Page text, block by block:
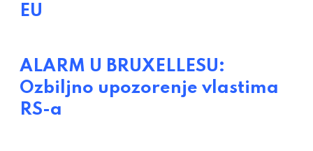
EU
ALARM U BRUXELLESU:
Ozbiljno upozorenje vlastima
RS-a